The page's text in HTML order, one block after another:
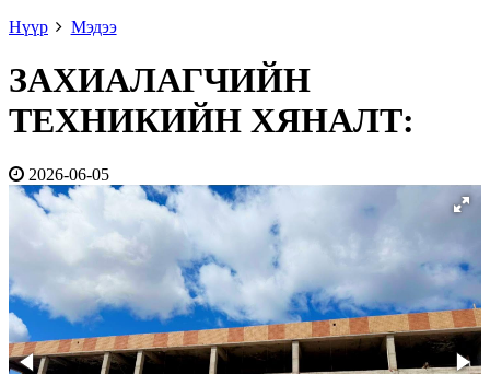
Нүүр
Мэдээ
ЗАХИАЛАГЧИЙН
ТЕХНИКИЙН ХЯНАЛТ:
2026-06-05